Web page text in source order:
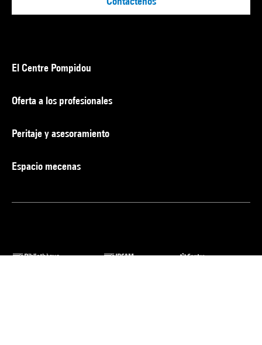
El Centre Pompidou
Oferta a los profesionales
Peritaje y asesoramiento
Espacio mecenas